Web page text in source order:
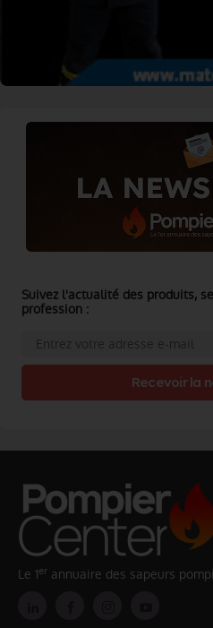
Suivez l'actualité des produits,
profession :
Recevoir la
Le 1er annuaire des sapeurs